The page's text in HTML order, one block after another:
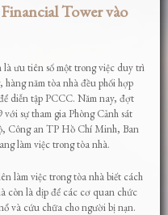
Tower vào
ưu tiên số một trong việc duy trì
năm tòa nhà đều phối hợp
diễn tập PCCC. Năm nay, đợt
sự tham gia Phòng Cảnh sát
Công an TP Hồ Chí Minh, Ban
làm việc trong tòa nhà.
làm việc trong tòa nhà biết cách
còn là dịp để các cơ quan chức
và cứu chữa cho người bị nạn.